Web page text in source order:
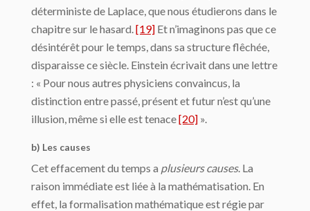
déterministe de Laplace, que nous étudierons dans le
chapitre sur le hasard. [19] Et n’imaginons pas que ce
désintérêt pour le temps, dans sa structure flêchée,
dispa­raisse ce siècle. Einstein écrivait dans une lettre
: « Pour nous autres physiciens convain­cus, la
distinction entre passé, présent et futur n’est qu’une
illusion, même si elle est te­nace[20] ».
b) Les causes
Cet effacement du temps a plusieurs causes. La
raison immédiate est liée à la mathé­matisation. En
effet, la formalisation mathématique est régie par